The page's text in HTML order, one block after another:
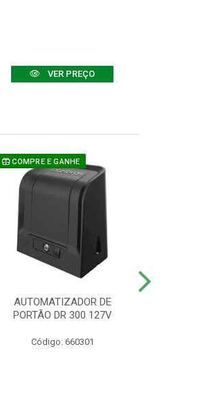
VER PREÇO
COMPRE E GANHE
AUTOMATIZADOR DE
PORTÃO DR 300 127V
Código: 660301